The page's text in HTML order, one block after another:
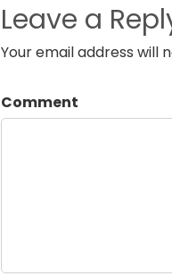
Leave a
Your email address will
Comment